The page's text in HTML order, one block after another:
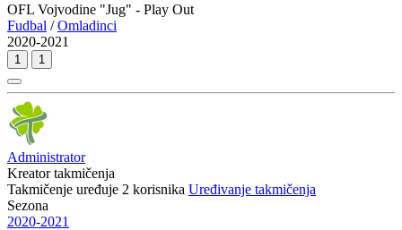
OFL Vojvodine "Jug" - Play Out
Fudbal /Omladinci
2020-2021
1 1
Administrator
Kreator takmičenja
Takmičenje uređuje 2 korisnika Uređivanje takmičenja
Sezona
2020-2021